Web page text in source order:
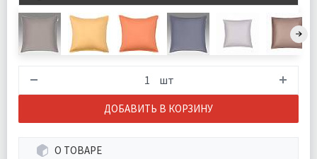
шт
ДОБАВИТЬ В КОРЗИНУ
О ТОВАРЕ